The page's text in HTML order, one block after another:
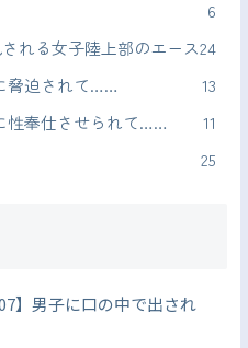
6
れる女子陸上部のエース24
脅迫されて……
13
奉仕させられて……
11
25
】男子に口の中で出され